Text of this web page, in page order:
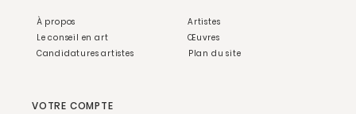
À propos
Le conseil en art
Candidatures artistes
Artistes
Œuvres
Plan du site
VOTRE COMPTE